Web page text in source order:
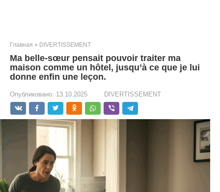
Главная » DIVERTISSEMENT
Ma belle-sœur pensait pouvoir traiter ma
maison comme un hôtel, jusqu’à ce que je lui
donne enfin une leçon.
Опубликовано: 13.10.2025 DIVERTISSEMENT